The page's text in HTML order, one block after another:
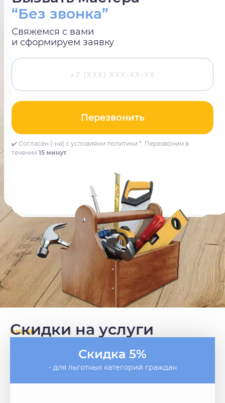
“Без звонка”
Свяжемся с вами
и сформируем заявку
Перезвонить
✔️ Согласен (-на) с условиями политики *. Перезвоним в
течении 15 минут.
Акции
Скидки на услуги
Скидка 5%
- для льготных категорий граждан